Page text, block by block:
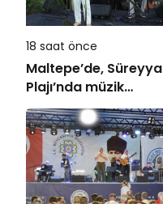
18 saat önce
Maltepe’de, Süreyya
Plajı’nda müzik
ziyafeti